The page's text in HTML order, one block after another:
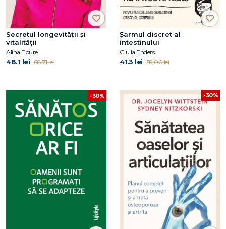
Secretul longevității și
vitalității
Alina Epure
48.1 lei 68.71 lei
Șarmul discret al
intestinului
Giulia Enders
41.3 lei 59.00 lei
-30% -30%